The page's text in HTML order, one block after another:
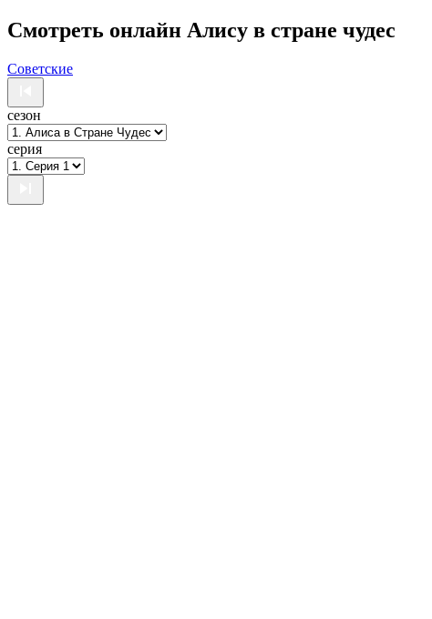
Смотреть онлайн Алису в стране чудес
Советские
сезон
серия